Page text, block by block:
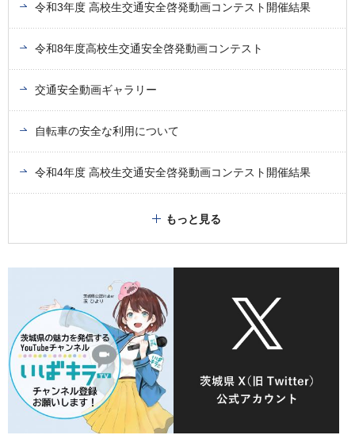
令和3年度 高校生交通安全啓発動画コンテスト開催結果
令和8年度高校生交通安全啓発動画コンテスト
交通安全動画ギャラリー
自転車の安全な利用について
令和4年度 高校生交通安全啓発動画コンテスト開催結果
もっと見る